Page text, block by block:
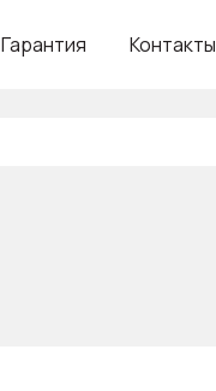
Гарантия Контакты